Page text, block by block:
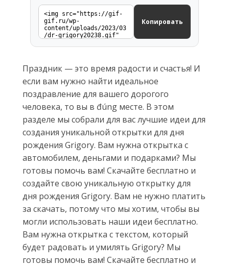
Копировать
Праздник — это время радости и счастья! И
если вам нужно найти идеальное
поздравление для вашего дорогого
человека, то вы в đúng месте. В этом
разделе мы собрали для вас лучшие идеи для
создания уникальной открытки для дня
рождения Grigory. Вам нужна открытка с
автомобилем, деньгами и подарками? Мы
готовы помочь вам! Скачайте бесплатно и
создайте свою уникальную открытку для
дня рождения Grigory. Вам не нужно платить
за скачать, потому что мы хотим, чтобы вы
могли использовать наши идеи бесплатно.
Вам нужна открытка с текстом, который
будет радовать и умилять Grigory? Мы
готовы помочь вам! Скачайте бесплатно и